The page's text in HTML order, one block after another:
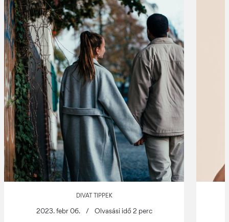
DIVAT TIPPEK
2023. febr 06. / Olvasási idő 2 perc